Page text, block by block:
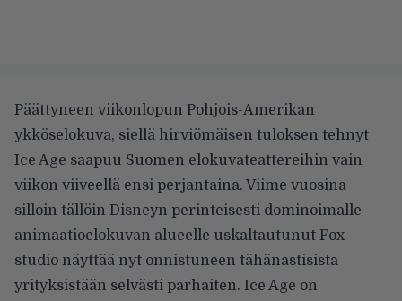
Päättyneen viikonlopun Pohjois-Amerikan
ykköselokuva, siellä hirviömäisen tuloksen tehnyt
Ice Age saapuu Suomen elokuvateattereihin vain
viikon viiveellä ensi perjantaina. Viime vuosina
silloin tällöin Disneyn perinteisesti dominoimalle
animaatioelokuvan alueelle uskaltautunut Fox –
studio näyttää nyt onnistuneen tähänastisista
yrityksistään selvästi parhaiten. Ice Age on